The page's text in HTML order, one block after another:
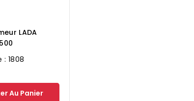
LADA
: 1808
Au Panier